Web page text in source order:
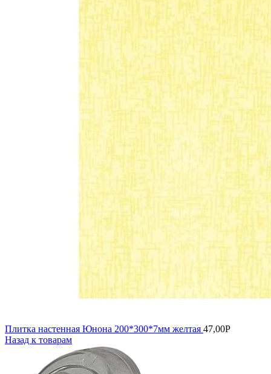
Плитка настенная Юнона 200*300*7мм желтая 47,00Р
Назад к товарам